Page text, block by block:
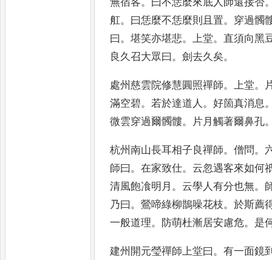
舡。 曰恁麼不恁麼則且置。 穿過髑
曰 。堪笑亦堪悲。 上堂。 直須向黑
良久召大眾曰 。劍去久矣。
處州慈雲院修慧圓照禪師。 上堂。
滿空碧。 若於達道人 。好箇真消息
微雲穿過爾髑髏。 片月觸著爾鼻孔
杭州南山長耳相子良禪師。僧問 。
師曰 。在家致仕。 云忽遇客來如何
清風飽飡明月 。 云學人有分也無。
乃曰 。鶯啼綠柳鵲噪花枝。於斯薦
一般道理。 防萌杜漸居安慮危。 是
建州開元瑩禪師上堂曰 。有一面鏡